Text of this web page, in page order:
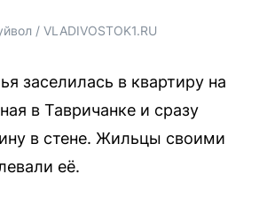
/ VLADIVOSTOK1.RU
заселилась в квартиру на
в Тавричанке и сразу
в стене. Жильцы своими
её.